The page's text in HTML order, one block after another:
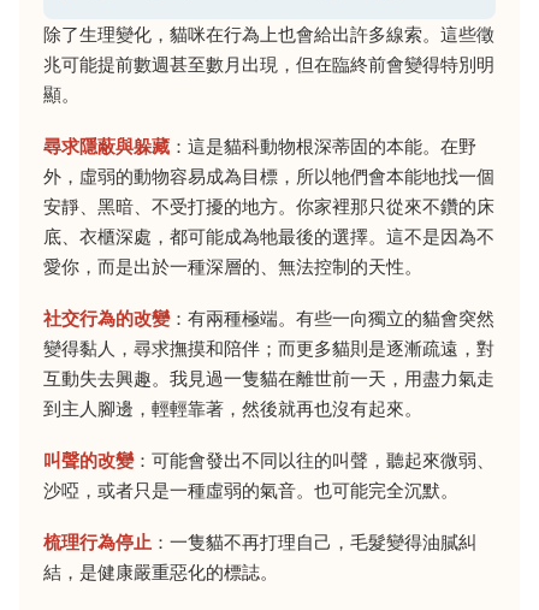
除了生理變化，貓咪在行為上也會給出許多線索。這些徵
兆可能提前數週甚至數月出現，但在臨終前會變得特別明
顯。
尋求隱蔽與躲藏 ：這是貓科動物根深蒂固的本能。在野
外，虛弱的動物容易成為目標，所以牠們會本能地找一個
安靜、黑暗、不受打擾的地方。你家裡那只從來不鑽的床
底、衣櫃深處，都可能成為牠最後的選擇。這不是因為不
愛你，而是出於一種深層的、無法控制的天性。
社交行為的改變：有兩種極端。有些一向獨立的貓會突然
變得黏人，尋求撫摸和陪伴；而更多貓則是逐漸疏遠，對
互動失去興趣。我見過一隻貓在離世前一天，用盡力氣走
到主人腳邊，輕輕靠著，然後就再也沒有起來。
叫聲的改變：可能會發出不同以往的叫聲，聽起來微弱、
沙啞，或者只是一種虛弱的氣音。也可能完全沉默。
梳理行為停止 ：一隻貓不再打理自己，毛髮變得油膩糾
結，是健康嚴重惡化的標誌。